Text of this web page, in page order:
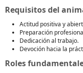
Requisitos del
Actitud positiva y
Preparación
Dedicación al trabajo.
Devoción hacia la
Roles